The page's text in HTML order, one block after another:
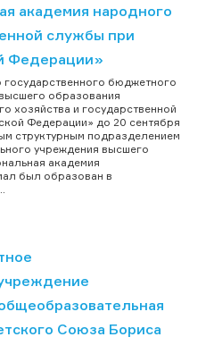
академия народного
службы при
Федерации»
бюджетного
образования
хозяйства и государственной
Федерации» до 20 сентября
структурным подразделением
учреждения высшего
академия
был образован в
Союза Бориса